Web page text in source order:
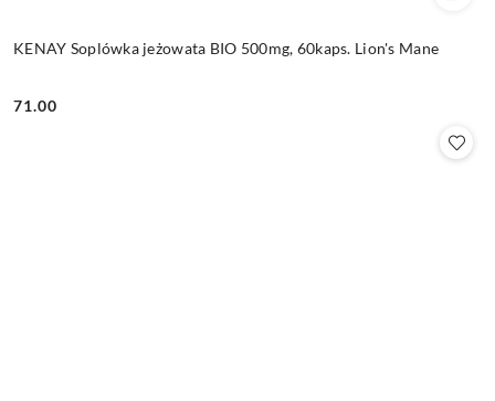
KENAY Soplówka jeżowata BIO 500mg, 60kaps. Lion's Mane
Cena:
71.00